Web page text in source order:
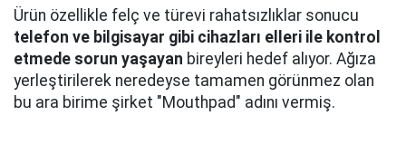
Ürün özellikle felç ve türevi rahatsızlıklar sonucu
telefon ve bilgisayar gibi cihazları elleri ile kontrol
etmede sorun yaşayan bireyleri hedef alıyor. Ağıza
yerleştirilerek neredeyse tamamen görünmez olan
bu ara birime şirket "Mouthpad" adını vermiş.